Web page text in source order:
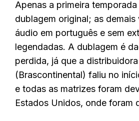
Apenas a primeira
dublagem original; as demais
áudio em português e sem
legendadas. A dublagem é
perdida, já que a
(Brascontinental) faliu no
e todas as matrizes foram
Estados Unidos, onde foram